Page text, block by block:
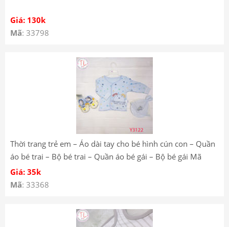
Giá: 130k
Mã: 33798
Thời trang trẻ em – Áo dài tay cho bé hình cún con – Quần
áo bé trai – Bộ bé trai – Quần áo bé gái – Bộ bé gái Mã
Y3122
Giá: 35k
Mã: 33368